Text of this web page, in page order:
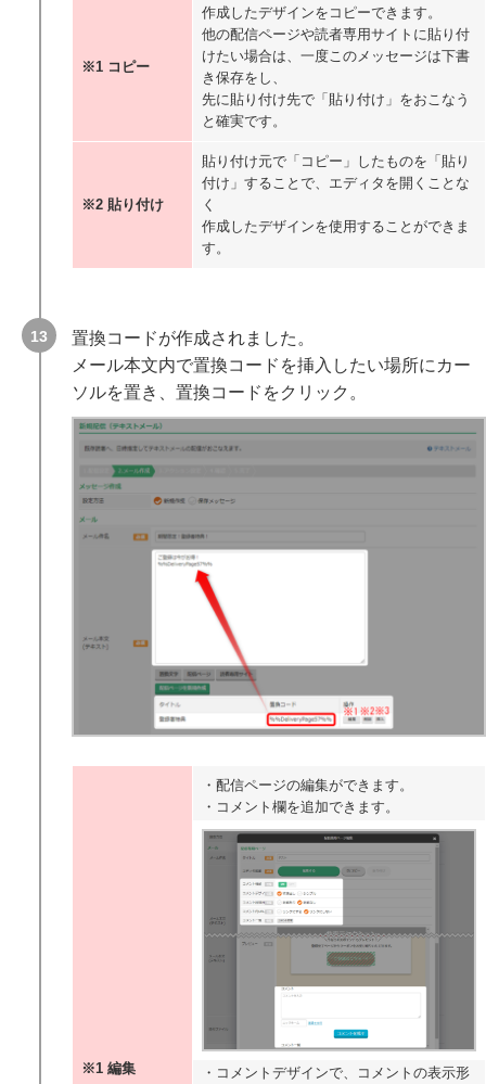
※1 コピー
作成したデザインをコピーできます。
他の配信ページや読者専用サイトに貼り付
けたい場合は、一度このメッセージは下書
き保存をし、
先に貼り付け先で「貼り付け」をおこなう
と確実です。
※2 貼り付け
貼り付け元で「コピー」したものを「貼り
付け」することで、エディタを開くことな
く
作成したデザインを使用することができま
す。
置換コードが作成されました。
メール本文内で置換コードを挿入したい場所にカー
ソルを置き、置換コードをクリック。
※1 編集
・配信ページの編集ができます。
・コメント欄を追加できます。
・コメントデザインで、コメントの表示形
スタートガイド
トリプル配信 スタートガイド（初期設定～基本操作）
メール 到達率に関する重要な「考え」と「設定」
トリプル配信全体設定
顧客データベース作成 / 一覧の確認
専用ドメイン
専用ドメインの追加
メールアドレス
追加 / 編集 / 削除
外部連携
専用ドメインメールアドレスの送受信
配信プラン
プランのアップグレード / ダウングレード
新規セグメント作成 / 一覧の見方
シナリオ構築
LINEリッチメニュー概要 / アクションの種類
設定 / 編集